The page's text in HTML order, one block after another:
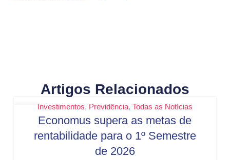
Artigos Relacionados
Investimentos, Previdência, Todas as Notícias
Economus supera as metas de
rentabilidade para o 1º Semestre
de 2026